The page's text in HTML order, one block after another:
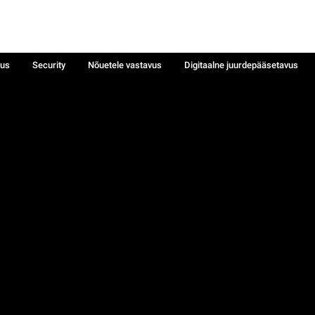
Security Nõuetele vastavus
Digitaalne juurdepääsetavus